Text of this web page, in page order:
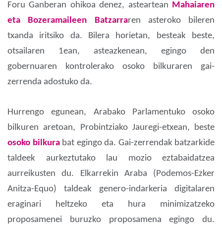
Foru Ganberan ohikoa denez, asteartean Mahaiaren
eta Bozeramaileen Batzarraren asteroko bileren
txanda iritsiko da. Bilera horietan, besteak beste,
otsailaren 1ean, asteazkenean, egingo den
gobernuaren kontrolerako osoko bilkuraren gai-
zerrenda adostuko da.
Hurrengo egunean, Arabako Parlamentuko osoko
bilkuren aretoan, Probintziako Jauregi-etxean, beste
osoko bilkurabat egingo da. Gai-zerrendak batzarkide
taldeek aurkeztutako lau mozio eztabaidatzea
aurreikusten du. Elkarrekin Araba (Podemos-Ezker
Anitza-Equo) taldeak genero-indarkeria digitalaren
eraginari heltzeko eta hura minimizatzeko
proposamenei buruzko proposamena egingo du.